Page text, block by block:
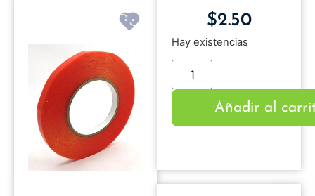
$2.50
Hay existencias
Añadir al